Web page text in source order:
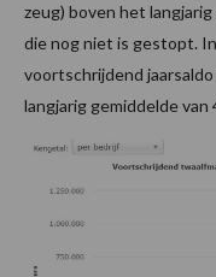
zeug) boven het
die nog niet is gestopt.
voortschrijdend
langjarig gemiddelde van